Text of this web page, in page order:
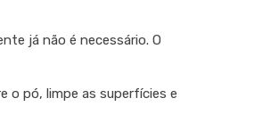
já não é necessário. O
o pó, limpe as superfícies e